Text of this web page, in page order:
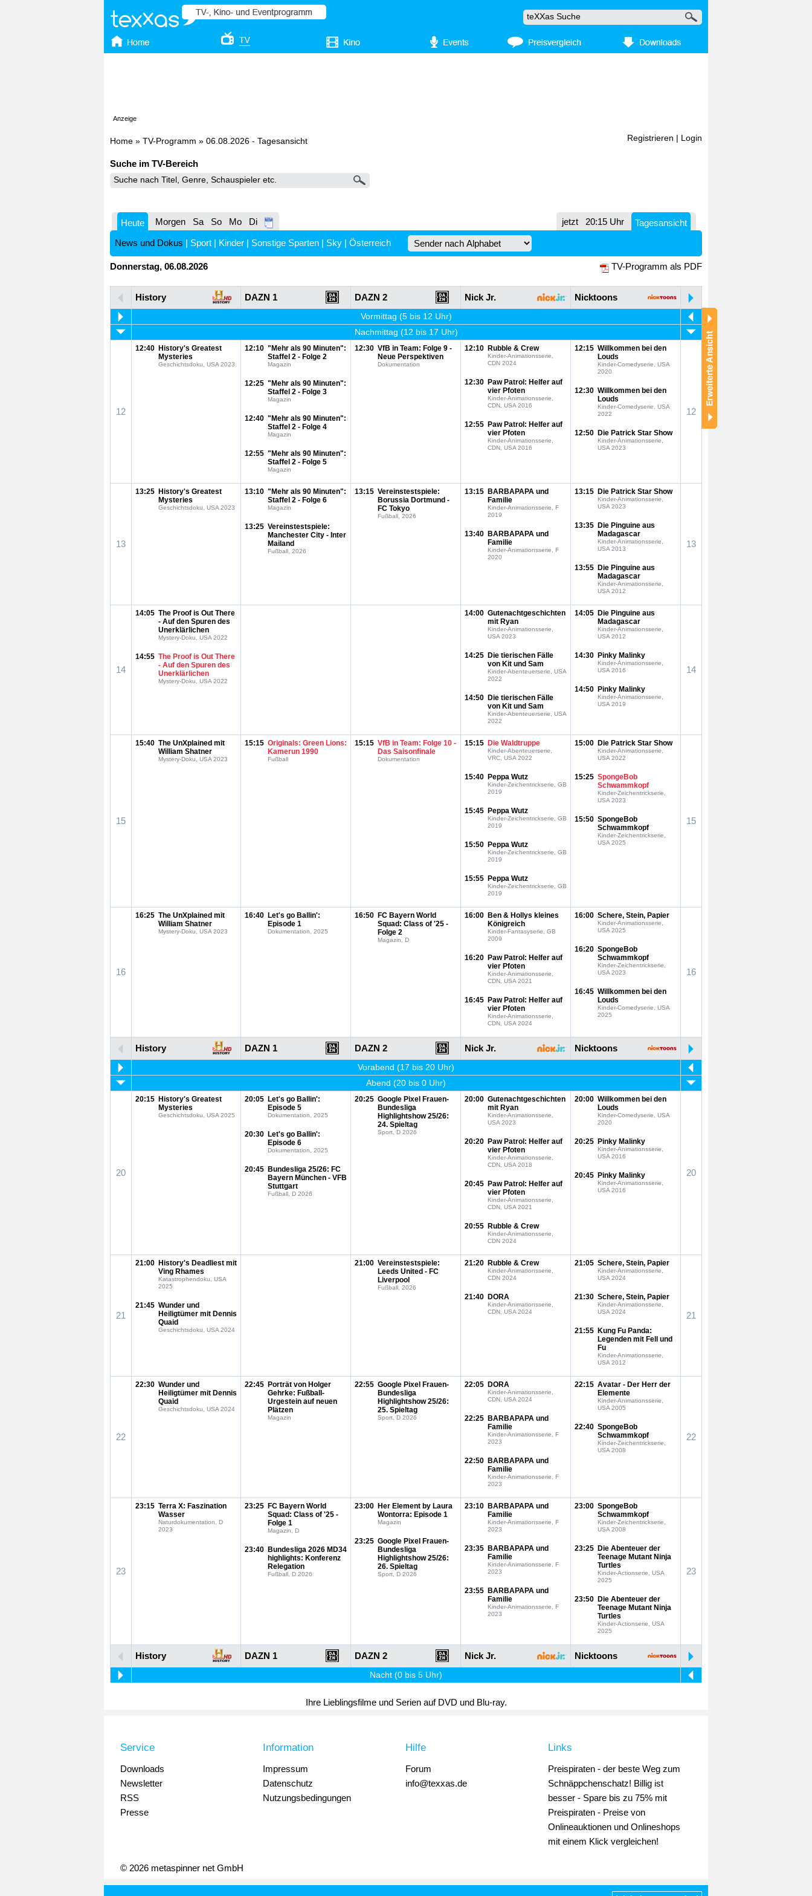
Anzeige
Home » TV-Programm » 06.08.2026 - Tagesansicht Registrieren Login
Suche im TV-Bereich
Heute Morgen Sa So Mo Di jetzt 20:15 Uhr
Tagesansicht
News und Dokus | Sport | Kinder | Sonstige Sparten | Sky | Österreich
Donnerstag, 06.08.2026 TV-Programm als PDF
History DAZN 1 DAZN 2 Nick Jr. Nicktoons
Vormittag (5 bis 12 Uhr)
Nachmittag (12 bis 17 Uhr)
12
12:40 History's Greatest
Mysteries
Geschichtsdoku, USA 2023
12:10 "Mehr als 90 Minuten":
Staffel 2 - Folge 2
Magazin
12:25 "Mehr als 90 Minuten":
Staffel 2 - Folge 3
Magazin
12:40 "Mehr als 90 Minuten":
Staffel 2 - Folge 4
Magazin
12:55 "Mehr als 90 Minuten":
Staffel 2 - Folge 5
Magazin
12:30 VfB in Team: Folge 9 -
Neue Perspektiven
Dokumentation
12:10 Rubble & Crew
Kinder-Animationsserie,
CDN 2024
12:30 Paw Patrol: Helfer auf
vier Pfoten
Kinder-Animationsserie,
CDN, USA 2016
12:55 Paw Patrol: Helfer auf
vier Pfoten
Kinder-Animationsserie,
CDN, USA 2016
12:15 Willkommen bei den
Louds
Kinder-Comedyserie, USA
2020
12:30 Willkommen bei den
Louds
Kinder-Comedyserie, USA
2022
12:50 Die Patrick Star Show
Kinder-Animationsserie,
USA 2023
12
13
13:25 History's Greatest
Mysteries
Geschichtsdoku, USA 2023
13:10 "Mehr als 90 Minuten":
Staffel 2 - Folge 6
Magazin
13:25 Vereinstestspiele:
Manchester City - Inter
Mailand
Fußball, 2026
13:15 Vereinstestspiele:
Borussia Dortmund -
FC Tokyo
Fußball, 2026
13:15 BARBAPAPA und
Familie
Kinder-Animationsserie, F
2019
13:40 BARBAPAPA und
Familie
Kinder-Animationsserie, F
2020
13:15 Die Patrick Star Show
Kinder-Animationsserie,
USA 2023
13:35 Die Pinguine aus
Madagascar
Kinder-Animationsserie,
USA 2013
13:55 Die Pinguine aus
Madagascar
Kinder-Animationsserie,
USA 2012
13
14
14:05 The Proof is Out There
- Auf den Spuren des
Unerklärlichen
Mystery-Doku, USA 2022
14:55 The Proof is Out There
- Auf den Spuren des
Unerklärlichen
Mystery-Doku, USA 2022
14:00 Gutenachtgeschichten
mit Ryan
Kinder-Animationsserie,
USA 2023
14:25 Die tierischen Fälle
von Kit und Sam
Kinder-Abenteuerserie, USA
2022
14:50 Die tierischen Fälle
von Kit und Sam
Kinder-Abenteuerserie, USA
2022
14:05 Die Pinguine aus
Madagascar
Kinder-Animationsserie,
USA 2012
14:30 Pinky Malinky
Kinder-Animationsserie,
USA 2016
14:50 Pinky Malinky
Kinder-Animationsserie,
USA 2019
14
15
15:40 The UnXplained mit
William Shatner
Mystery-Doku, USA 2023
15:15 Originals: Green Lions:
Kamerun 1990
Fußball
15:15 VfB in Team: Folge 10 -
Das Saisonfinale
Dokumentation
15:15 Die Waldtruppe
Kinder-Abenteuerserie,
VRC, USA 2022
15:40 Peppa Wutz
Kinder-Zeichentrickserie, GB
2019
15:45 Peppa Wutz
Kinder-Zeichentrickserie, GB
2019
15:50 Peppa Wutz
Kinder-Zeichentrickserie, GB
2019
15:55 Peppa Wutz
Kinder-Zeichentrickserie, GB
2019
15:00 Die Patrick Star Show
Kinder-Animationsserie,
USA 2022
15:25 SpongeBob
Schwammkopf
Kinder-Zeichentrickserie,
USA 2023
15:50 SpongeBob
Schwammkopf
Kinder-Zeichentrickserie,
USA 2025
15
16
16:25 The UnXplained mit
William Shatner
Mystery-Doku, USA 2023
16:40 Let's go Ballin':
Episode 1
Dokumentation, 2025
16:50 FC Bayern World
Squad: Class of '25 -
Folge 2
Magazin, D
16:00 Ben & Hollys kleines
Königreich
Kinder-Fantasyserie, GB
2009
16:20 Paw Patrol: Helfer auf
vier Pfoten
Kinder-Animationsserie,
CDN, USA 2021
16:45 Paw Patrol: Helfer auf
vier Pfoten
Kinder-Animationsserie,
CDN, USA 2024
16:00 Schere, Stein, Papier
Kinder-Animationsserie,
USA 2025
16:20 SpongeBob
Schwammkopf
Kinder-Zeichentrickserie,
USA 2023
16:45 Willkommen bei den
Louds
Kinder-Comedyserie, USA
2025
16
History DAZN 1 DAZN 2 Nick Jr. Nicktoons
Vorabend (17 bis 20 Uhr)
Abend (20 bis 0 Uhr)
20
20:15 History's Greatest
Mysteries
Geschichtsdoku, USA 2025
20:05 Let's go Ballin':
Episode 5
Dokumentation, 2025
20:30 Let's go Ballin':
Episode 6
Dokumentation, 2025
20:45 Bundesliga 25/26: FC
Bayern München - VFB
Stuttgart
Fußball, D 2026
20:25 Google Pixel Frauen-
Bundesliga
Highlightshow 25/26:
24. Spieltag
Sport, D 2026
20:00 Gutenachtgeschichten
mit Ryan
Kinder-Animationsserie,
USA 2023
20:20 Paw Patrol: Helfer auf
vier Pfoten
Kinder-Animationsserie,
CDN, USA 2018
20:45 Paw Patrol: Helfer auf
vier Pfoten
Kinder-Animationsserie,
CDN, USA 2021
20:55 Rubble & Crew
Kinder-Animationsserie,
CDN 2024
20:00 Willkommen bei den
Louds
Kinder-Comedyserie, USA
2020
20:25 Pinky Malinky
Kinder-Animationsserie,
USA 2016
20:45 Pinky Malinky
Kinder-Animationsserie,
USA 2016
20
21
21:00 History's Deadliest mit
Ving Rhames
Katastrophendoku, USA
2025
21:45 Wunder und
Heiligtümer mit Dennis
Quaid
Geschichtsdoku, USA 2024
21:00 Vereinstestspiele:
Leeds United - FC
Liverpool
Fußball, 2026
21:20 Rubble & Crew
Kinder-Animationsserie,
CDN 2024
21:40 DORA
Kinder-Animationsserie,
CDN, USA 2024
21:05 Schere, Stein, Papier
Kinder-Animationsserie,
USA 2024
21:30 Schere, Stein, Papier
Kinder-Animationsserie,
USA 2024
21:55 Kung Fu Panda:
Legenden mit Fell und
Fu
Kinder-Animationsserie,
USA 2012
21
22
22:30 Wunder und
Heiligtümer mit Dennis
Quaid
Geschichtsdoku, USA 2024
22:45 Porträt von Holger
Gehrke: Fußball-
Urgestein auf neuen
Plätzen
Magazin
22:55 Google Pixel Frauen-
Bundesliga
Highlightshow 25/26:
25. Spieltag
Sport, D 2026
22:05 DORA
Kinder-Animationsserie,
CDN, USA 2024
22:25 BARBAPAPA und
Familie
Kinder-Animationsserie, F
2023
22:50 BARBAPAPA und
Familie
Kinder-Animationsserie, F
2023
22:15 Avatar - Der Herr der
Elemente
Kinder-Animationsserie,
USA 2005
22:40 SpongeBob
Schwammkopf
Kinder-Zeichentrickserie,
USA 2008
22
23
23:15 Terra X: Faszination
Wasser
Naturdokumentation, D
2023
23:25 FC Bayern World
Squad: Class of '25 -
Folge 1
Magazin, D
23:40 Bundesliga 2026 MD34
highlights: Konferenz
Relegation
Fußball, D 2026
23:00 Her Element by Laura
Wontorra: Episode 1
Magazin
23:25 Google Pixel Frauen-
Bundesliga
Highlightshow 25/26:
26. Spieltag
Sport, D 2026
23:10 BARBAPAPA und
Familie
Kinder-Animationsserie, F
2023
23:35 BARBAPAPA und
Familie
Kinder-Animationsserie, F
2023
23:55 BARBAPAPA und
Familie
Kinder-Animationsserie, F
2023
23:00 SpongeBob
Schwammkopf
Kinder-Zeichentrickserie,
USA 2008
23:25 Die Abenteuer der
Teenage Mutant Ninja
Turtles
Kinder-Actionserie, USA
2025
23:50 Die Abenteuer der
Teenage Mutant Ninja
Turtles
Kinder-Actionserie, USA
2025
23
History DAZN 1 DAZN 2 Nick Jr. Nicktoons
Nacht (0 bis 5 Uhr)
Ihre Lieblingsfilme und Serien auf DVD und Blu-ray.
Service
Downloads
Newsletter
RSS
Presse
Information
Impressum
Datenschutz
Nutzungsbedingungen
Hilfe
Forum
info@texxas.de
Links
Preispiraten - der beste Weg zum
Schnäppchenschatz! Billig ist
besser - Spare bis zu 75% mit
Preispiraten - Preise von
Onlineauktionen und Onlineshops
mit einem Klick vergleichen!
© 2026 metaspinner net GmbH